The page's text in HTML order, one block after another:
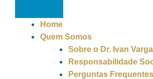
Home
Quem Somos
Sobre o Dr. Ivan
Responsabilidade
Perguntas Frequentes